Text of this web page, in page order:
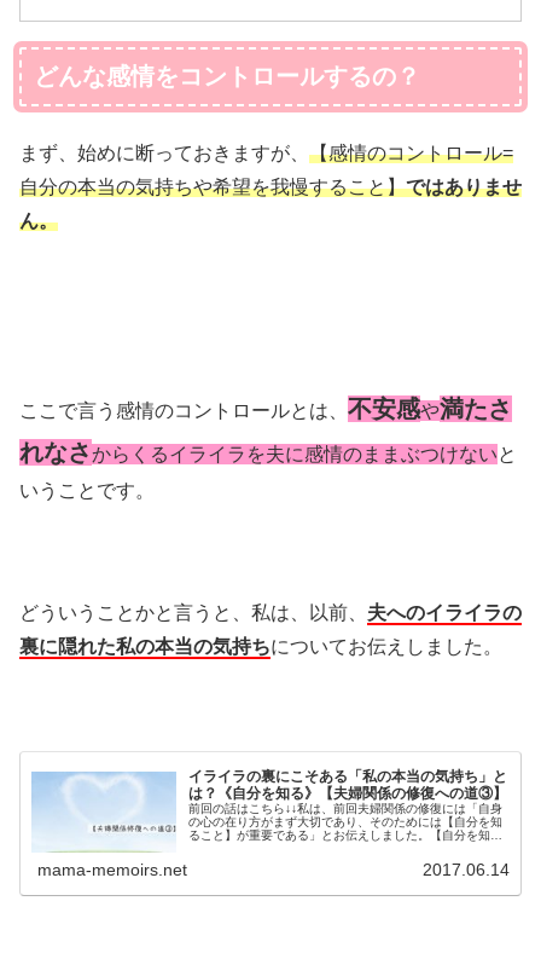
どんな感情をコントロールするの？
まず、始めに断っておきますが、 【感情のコントロール=
自分の本当の気持ちや希望を我慢すること】ではありませ
ん。
ここで言う感情のコントロールとは、 不安感や満たさ
れなさからくるイライラを夫に感情のままぶつけないと
いうことです。
どういうことかと言うと、私は、以前、 夫へのイライラの
裏に隠れた私の本当の気持ちについてお伝えしました。
イライラの裏にこそある「私の本当の気持ち」と
は？《自分を知る》【夫婦関係の修復への道③】
前回の話はこちら↓↓私は、前回夫婦関係の修復には「自身
の心の在り方がまず大切であり、そのためには【自分を知
ること】が重要である」とお伝えしました。【自分を知
mama-memoirs.net 2017.06.14